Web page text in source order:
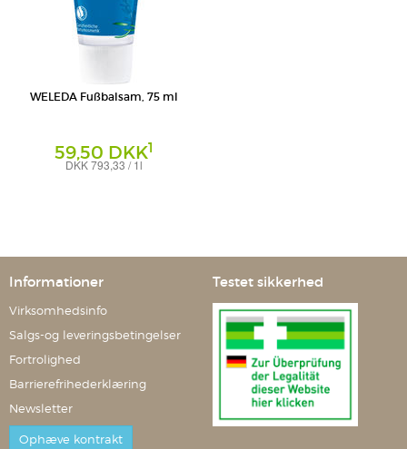
WELEDA Fußbalsam, 75 ml
59,50 DKK1
DKK 793,33 / 1l
Informationer
Virksomhedsinfo
Salgs-og leveringsbetingelser
Fortrolighed
Barrierefrihederklæring
Newsletter
Ophæve kontrakt
Testet sikkerhed